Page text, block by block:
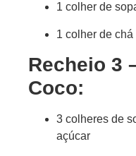
1 colher de
1 colher de
Recheio 3
Coco:
3 colheres de
açúcar